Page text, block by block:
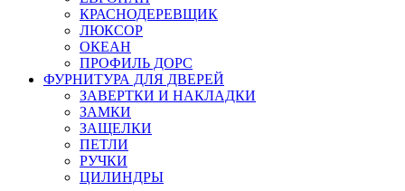
КРАСНОДЕРЕВЩИК
ЛЮКСОР
ОКЕАН
ПРОФИЛЬ ДОРС
ФУРНИТУРА ДЛЯ ДВЕРЕЙ
ЗАВЕРТКИ И НАКЛАДКИ
ЗАМКИ
ЗАЩЕЛКИ
ПЕТЛИ
РУЧКИ
ЦИЛИНДРЫ